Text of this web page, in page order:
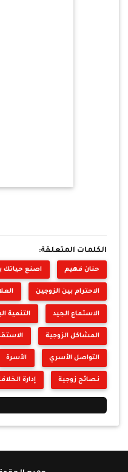
الكلمات المتعلقة:
حنان فهيم اصنع
الاحترام بين الزوجين
الاستماع الجيد التنمية
المشاكل الزوجية
التواصل الأسري الأسرة
نصائح زوجية إدارة